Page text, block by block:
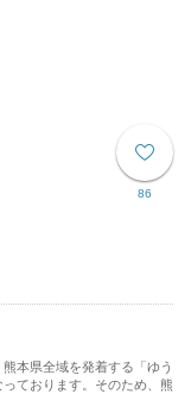
86
本県全域を発着する「ゆう
ております。そのため、熊